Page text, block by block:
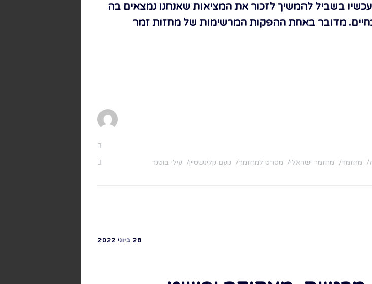
בשביל להמשיך לזכור את המציאות שאנחנו נמצאים בה
מדובר באחת ההפקות המרשימות של מחזות זמר
מחזמר מחזמר ישראלי מסרט למחזמר נועם קלינשטיין עילי בוטנר
28 ביוני 2022